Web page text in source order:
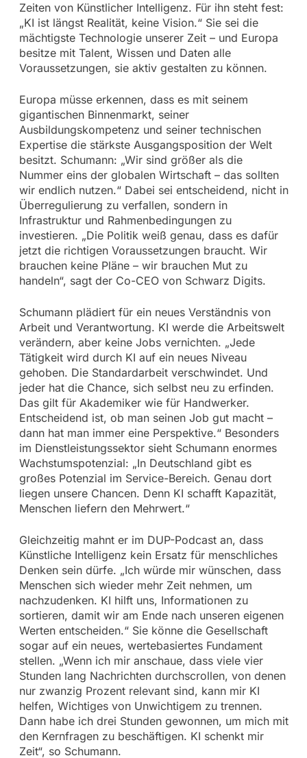
Zeiten von Künstlicher Intelligenz. Für ihn steht fest:
„KI ist längst Realität, keine Vision.“ Sie sei die
mächtigste Technologie unserer Zeit – und Europa
besitze mit Talent, Wissen und Daten alle
Voraussetzungen, sie aktiv gestalten zu können.
Europa müsse erkennen, dass es mit seinem
gigantischen Binnenmarkt, seiner
Ausbildungskompetenz und seiner technischen
Expertise die stärkste Ausgangsposition der Welt
besitzt. Schumann: „Wir sind größer als die
Nummer eins der globalen Wirtschaft – das sollten
wir endlich nutzen.“ Dabei sei entscheidend, nicht in
Überregulierung zu verfallen, sondern in
Infrastruktur und Rahmenbedingungen zu
investieren. „Die Politik weiß genau, dass es dafür
jetzt die richtigen Voraussetzungen braucht. Wir
brauchen keine Pläne – wir brauchen Mut zu
handeln“, sagt der Co-CEO von Schwarz Digits.
Schumann plädiert für ein neues Verständnis von
Arbeit und Verantwortung. KI werde die Arbeitswelt
verändern, aber keine Jobs vernichten. „Jede
Tätigkeit wird durch KI auf ein neues Niveau
gehoben. Die Standardarbeit verschwindet. Und
jeder hat die Chance, sich selbst neu zu erfinden.
Das gilt für Akademiker wie für Handwerker.
Entscheidend ist, ob man seinen Job gut macht –
dann hat man immer eine Perspektive.“ Besonders
im Dienstleistungssektor sieht Schumann enormes
Wachstumspotenzial: „In Deutschland gibt es
großes Potenzial im Service-Bereich. Genau dort
liegen unsere Chancen. Denn KI schafft Kapazität,
Menschen liefern den Mehrwert.“
Gleichzeitig mahnt er im DUP-Podcast an, dass
Künstliche Intelligenz kein Ersatz für menschliches
Denken sein dürfe. „Ich würde mir wünschen, dass
Menschen sich wieder mehr Zeit nehmen, um
nachzudenken. KI hilft uns, Informationen zu
sortieren, damit wir am Ende nach unseren eigenen
Werten entscheiden.“ Sie könne die Gesellschaft
sogar auf ein neues, wertebasiertes Fundament
stellen. „Wenn ich mir anschaue, dass viele vier
Stunden lang Nachrichten durchscrollen, von denen
nur zwanzig Prozent relevant sind, kann mir KI
helfen, Wichtiges von Unwichtigem zu trennen.
Dann habe ich drei Stunden gewonnen, um mich mit
den Kernfragen zu beschäftigen. KI schenkt mir
Zeit“, so Schumann.